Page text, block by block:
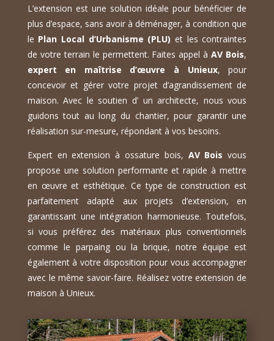
L’extension est une solution idéale pour bénéficier de
plus d’espace, sans avoir à déménager, à condition que
le Plan Local d’Urbanisme (PLU) et les contraintes
de votre terrain le permettent. Faites appel àAV Bois,
expert en maîtrise d’œuvre à Unieux, pour
concevoir et gérer votre projet d’agrandissement de
maison. Avec le soutien d’ un architecte, nous vous
guidons tout au long du chantier, pour garantir une
réalisation sur-mesure, répondant à vos besoins.
Expert en extension à ossature bois, AV Bois vous
propose une solution performante et rapide à mettre
en œuvre et esthétique. Ce type de construction est
parfaitement adapté aux projets d’extension, en
garantissant une intégration harmonieuse. Toutefois,
si vous préférez des matériaux plus conventionnels
comme le parpaing ou la brique, notre équipe est
également à votre disposition pour vous accompagner
avec le même savoir-faire. Réalisez votre extension de
maison à Unieux.